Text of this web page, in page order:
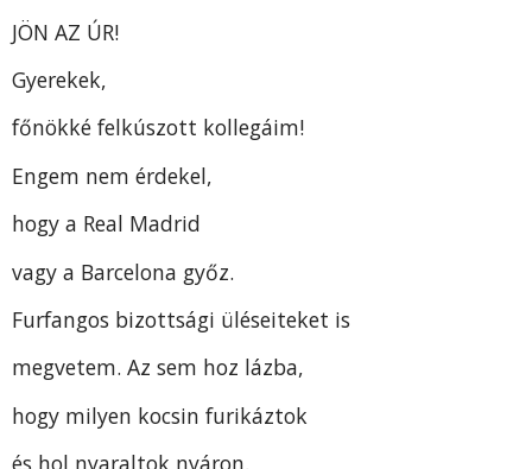
JÖN AZ ÚR!
Gyerekek,
főnökké felkúszott kollegáim!
Engem nem érdekel,
hogy a Real Madrid
vagy a Barcelona győz.
Furfangos bizottsági üléseiteket is
megvetem. Az sem hoz lázba,
hogy milyen kocsin furikáztok
és hol nyaraltok nyáron,